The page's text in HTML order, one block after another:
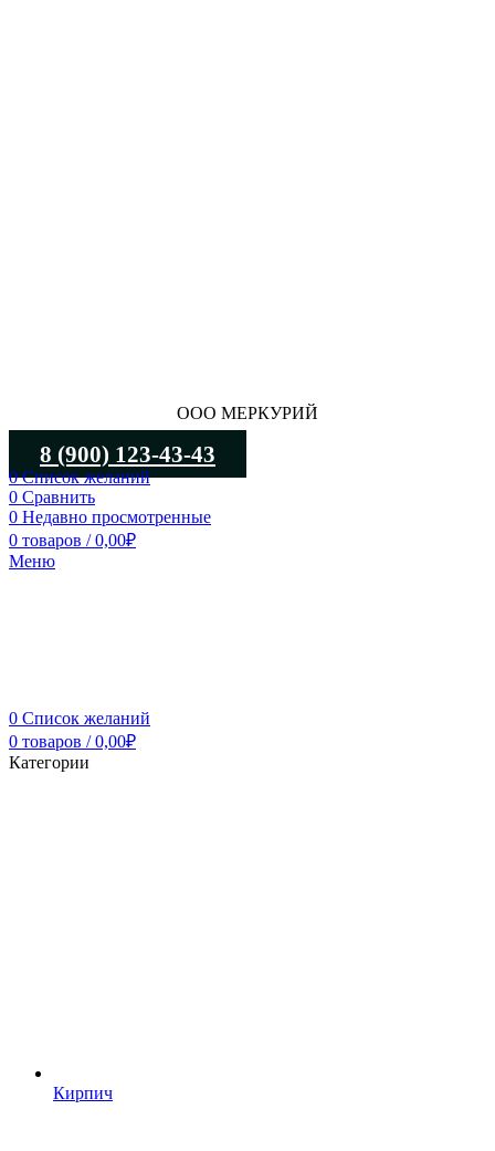
ООО МЕРКУРИЙ
8 (900) 123-43-43
0Список желаний
0 Сравнить
0 Недавно просмотренные
0 товаров / 0,00₽
Меню
0 Список желаний
0 товаров / 0,00₽
Категории
Кирпич